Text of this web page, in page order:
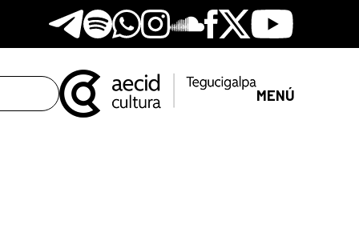
Telegram
SpotifyWhatsapp
Instagram
Soundclore
Facebook
X Youtube
MENÚ